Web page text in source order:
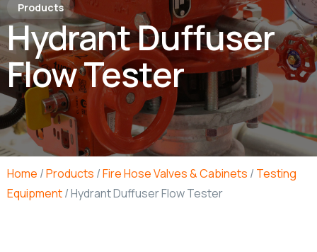
Products
Hydrant Duffuser
Flow Tester
Home /Products /Fire Hose Valves & Cabinets / Testing
Equipment/ Hydrant Duffuser Flow Tester